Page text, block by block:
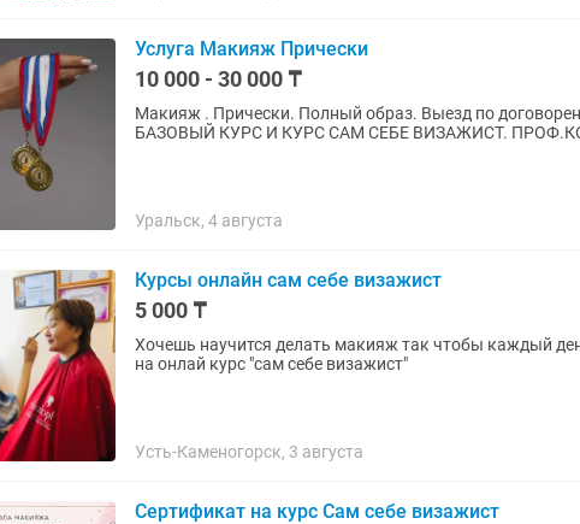
Услуга Макияж Прически
10 000 - 30 000 ₸
Макияж . Прически. Полный образ. Выезд по договоренности. ОБУЧЕНИЯ
БАЗОВЫЙ КУРС И КУРС
Уральск, 4 августа
Курсы онлайн сам себе визажист
5 000 ₸
Хочешь научится делать макияж так чтобы каждый
на онлай курс "сам себе визажист"
Усть-Каменогорск, 3 августа
Сертификат на курс Сам себе визажист